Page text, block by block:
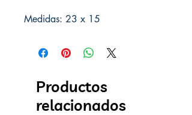
Medidas: 23 x 15
Productos
relacionados